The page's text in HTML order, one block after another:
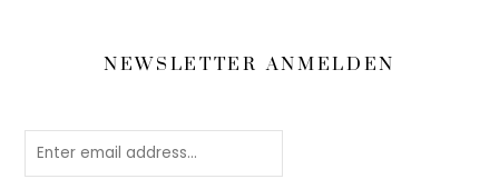
NEWSLETTER ANMELDEN